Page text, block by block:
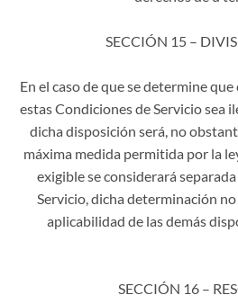
SECCIÓN 15 –
En el caso de que se determine
estas Condiciones de Servicio sea
dicha disposición será, no
máxima medida permitida por la
exigible se considerará
Servicio, dicha determinación
aplicabilidad de las demás
SECCIÓN 16 –